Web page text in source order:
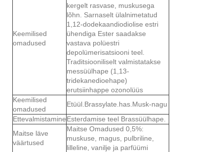
Keemilised
omadused
kergelt rasvase, muskusega
lõhn. Sarnaselt ülalnimetatud
1,12-dodekaandiodiolise estri
ühendiga Ester saadakse
vastava polüestri
depolümerisatsiooni teel.
Traditsiooniliselt valmistatakse
messüülhape (1,13-
tridekanedioehape)
erutsiinhappe ozonolüüs
Keemilised
omadused
Etüül.Brassylate.has.Musk-nagu
EttevalmistamineEsterdamise teel Brassüülhape.
Maitse läve
väärtused
Maitse Omadused 0,5%:
muskuse, magus, pulbriline,
lilleline, vanilje ja parfüümi